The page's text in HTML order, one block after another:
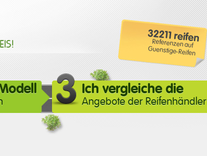
32211 reifen
Referenzen auf
Guenstige-Reifen
Ich vergleiche die
Angebote der Reifenhändler